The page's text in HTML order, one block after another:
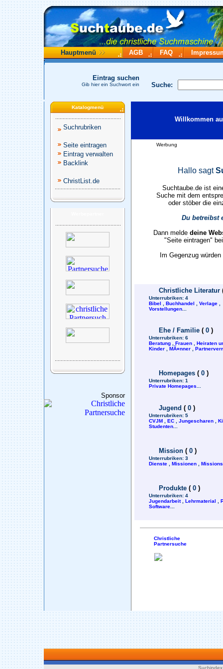
Hauptmenü AGB FAQ
Suche:
Eintrag suchen
Gib hier ein Suchwort ein
Katalogmenü
Suchrubriken
Seite eintragen
Eintrag verwalten
Backlink
ChristList.de
Sponsor
Willkommen
Werbung
Hallo sagt
Suchtaube.de ist
Suche mit dem
oder stöber die
Du betreibst
Dann melde deine
"Seite eintragen"
Im Gegenzug
Christliche Literatur
Unterrubriken: 4
Bibel
Buchhandel Verlage
Vorstellungen
Ehe / Familie ( 0 )
Unterrubriken: 6
Beratung
Frauen
Heiraten
Kinder
MÃ¤nner
Homepages ( 0 )
Unterrubriken: 1
Private Homepages
Jugend ( 0 )
Unterrubriken: 5
CVJM
EC Jungescharen
Studenten
Mission ( 0 )
Unterrubriken: 3
Dienste
Missionen
Produkte ( 0 )
Unterrubriken: 4
Jugendarbeit, Lehrmaterial
Software
Christliche
Partnersuche